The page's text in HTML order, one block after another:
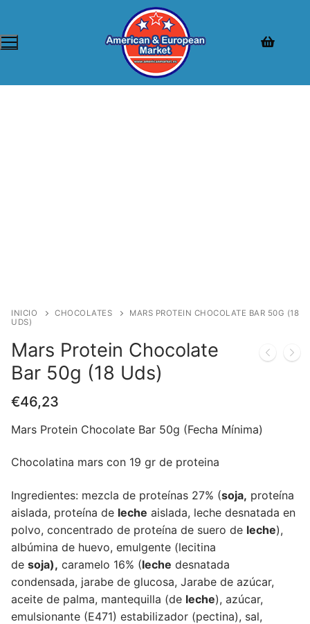
INICIO CHOCOLATES
MARS PROTEIN CHOCOLATE BAR 50G (18
UDS)
Mars Protein Chocolate
Bar 50g (18 Uds)
€46,23
Mars Protein Chocolate Bar 50g (Fecha Mínima)
Chocolatina mars con 19 gr de proteina
Ingredientes: mezcla de proteínas 27% (soja, proteína
aislada, proteína de leche aislada, leche desnatada en
polvo, concentrado de proteína de suero de leche),
albúmina de huevo, emulgente (lecitina
de soja), caramelo 16% (leche desnatada
condensada, jarabe de glucosa, Jarabe de azúcar,
aceite de palma, mantequilla (de leche), azúcar,
emulsionante (E471) estabilizador (pectina), sal,